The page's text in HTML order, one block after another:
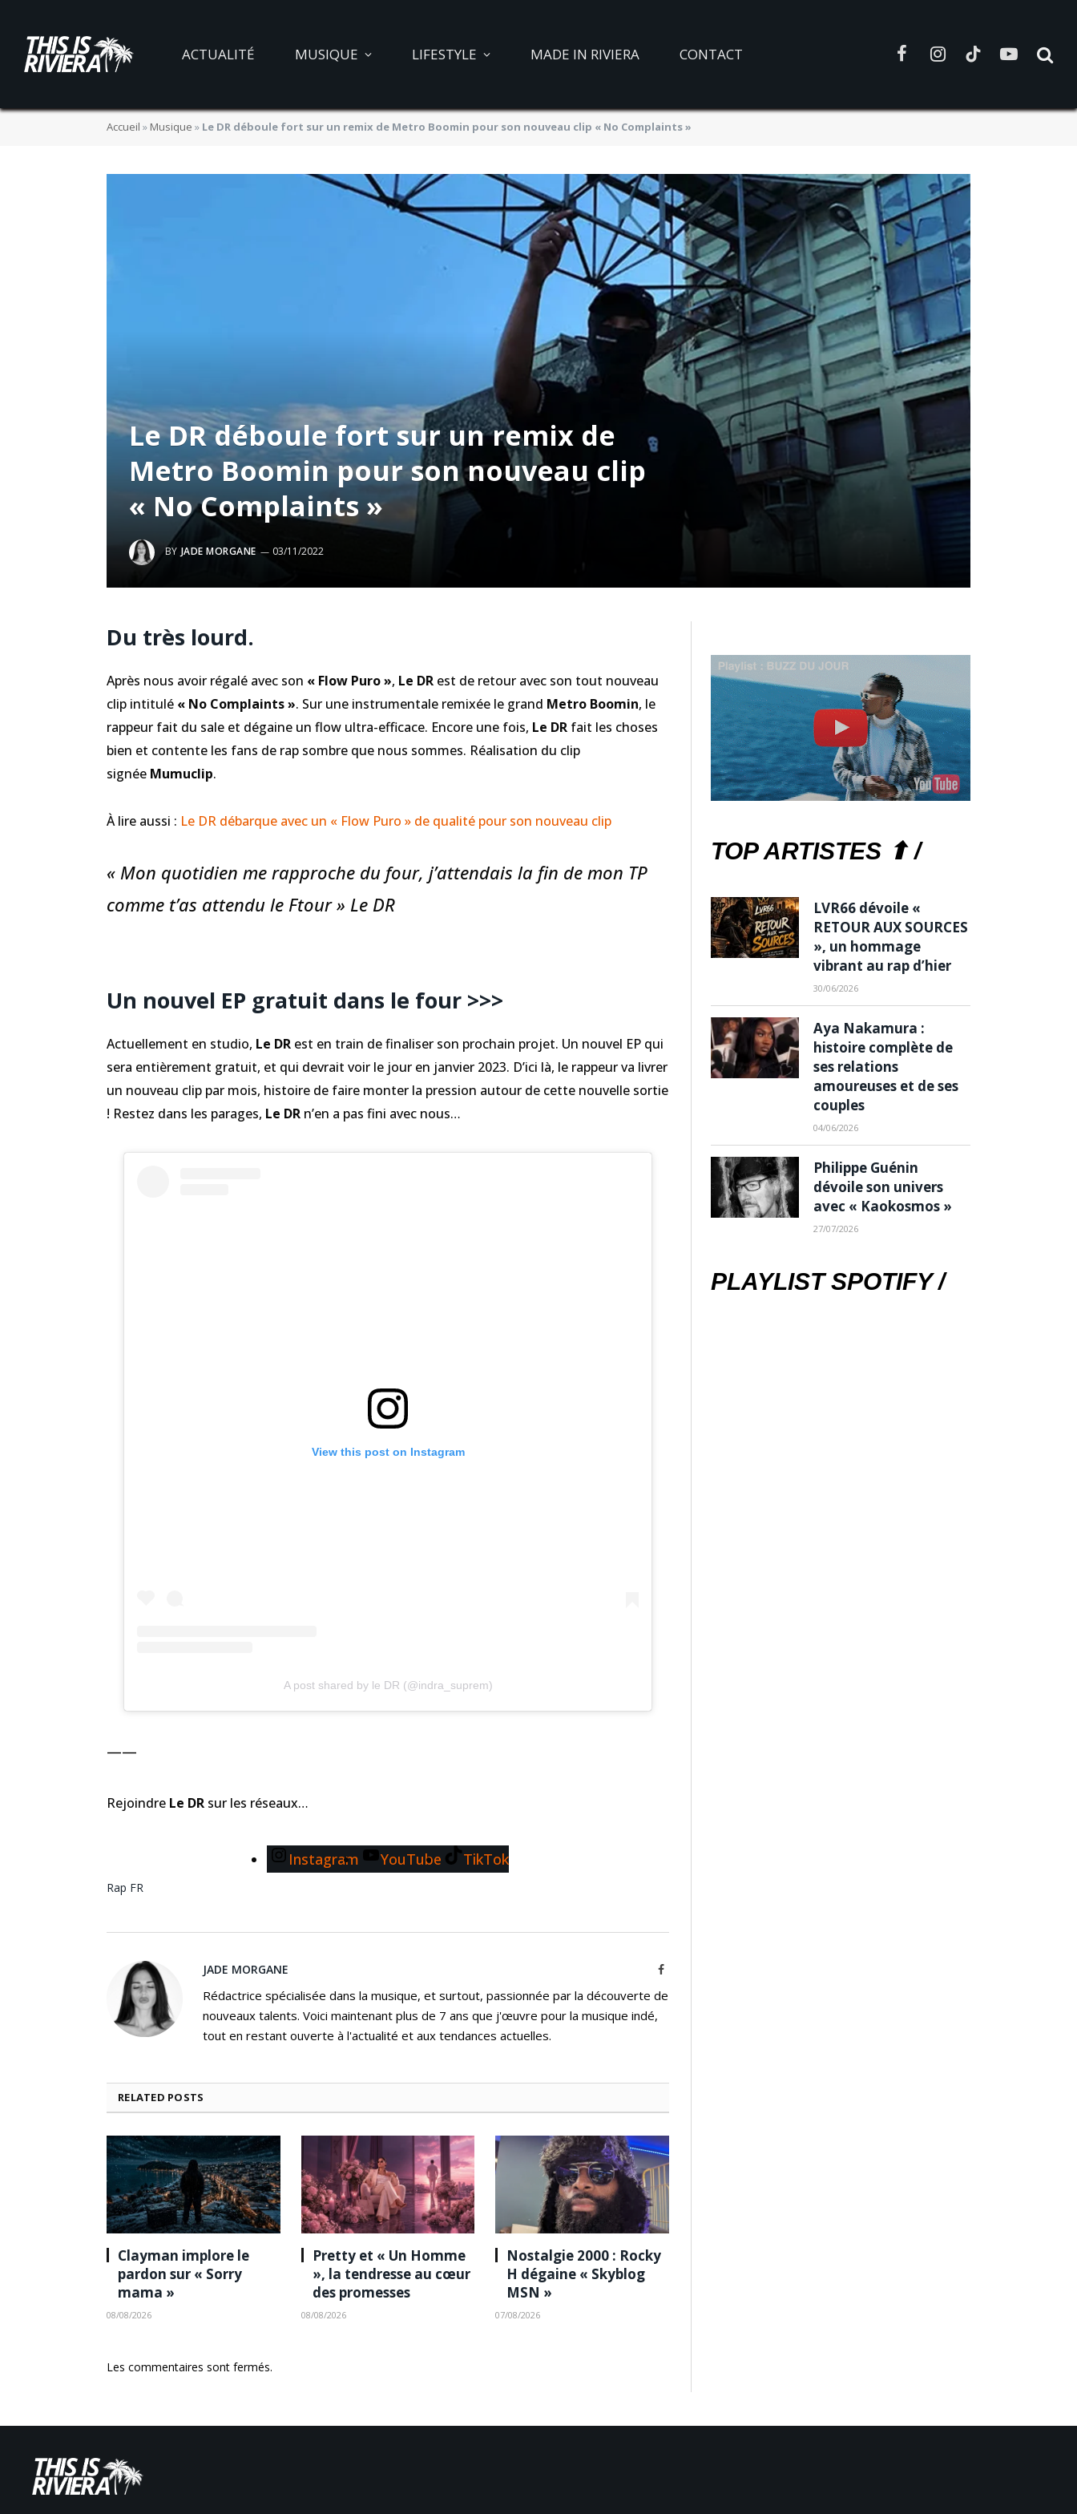
ACTUALITÉ MUSIQUE LIFESTYLE MADE IN RIVIERA CONTACT FacebookInstagramTikTokYouTube
Accueil » Musique » Le DR déboule fort sur un remix de Metro Boomin pour son nouveau clip « No Complaints »
Le DR déboule fort sur un remix de
Metro Boomin pour son nouveau clip
« No Complaints »
BY JADE MORGANE 03/11/2022
Du très lourd.
Après nous avoir régalé avec son « Flow Puro », Le DR est de retour avec son tout nouveau
clip intitulé « No Complaints ». Sur une instrumentale remixée le grand Metro Boomin, le
rappeur fait du sale et dégaine un flow ultra-efficace. Encore une fois, Le DR fait les choses
bien et contente les fans de rap sombre que nous sommes. Réalisation du clip
signée Mumuclip.
À lire aussi : Le DR débarque avec un « Flow Puro » de qualité pour son nouveau clip
« Mon quotidien me rapproche du four, j’attendais la fin de mon TP
comme t’as attendu le Ftour » Le DR
Un nouvel EP gratuit dans le four >>>
Actuellement en studio, Le DR est en train de finaliser son prochain projet. Un nouvel EP qui
sera entièrement gratuit, et qui devrait voir le jour en janvier 2023. D’ici là, le rappeur va livrer
un nouveau clip par mois, histoire de faire monter la pression autour de cette nouvelle sortie
! Restez dans les parages, Le DR n’en a pas fini avec nous…
View this post on Instagram
A post shared by le DR (@indra_suprem)
——
Rejoindre Le DR sur les réseaux…
Instagram YouTube TikTok
Rap FR
JADE MORGANE Facebook
Rédactrice spécialisée dans la musique, et surtout, passionnée par la découverte de
nouveaux talents. Voici maintenant plus de 7 ans que j'œuvre pour la musique indé,
tout en restant ouverte à l'actualité et aux tendances actuelles.
RELATED POSTS
Clayman implore le
pardon sur « Sorry
mama »
08/08/2026
Pretty et « Un Homme
», la tendresse au cœur
des promesses
08/08/2026
Nostalgie 2000 : Rocky
H dégaine « Skyblog
MSN »
07/08/2026
Les commentaires sont fermés.
TOP ARTISTES ⬆ /
LVR66 dévoile «
RETOUR AUX SOURCES
», un hommage
vibrant au rap d’hier
30/06/2026
Aya Nakamura :
histoire complète de
ses relations
amoureuses et de ses
couples
04/06/2026
Philippe Guénin
dévoile son univers
avec « Kaokosmos »
27/07/2026
PLAYLIST SPOTIFY /